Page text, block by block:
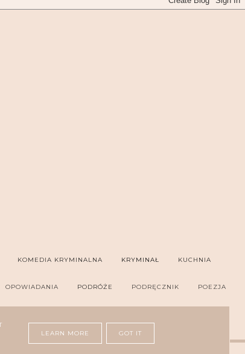
KOMEDIA KRYMINALNA KRYMINAŁ KUCHNIA
OPOWIADANIA PODRÓŻE PODRĘCZNIK POEZJA
LEARN MORE GOT IT